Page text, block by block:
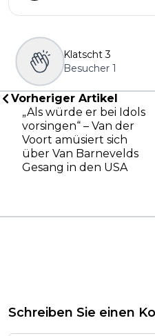
Klatscht 3
Besucher 1
Vorheriger Artikel
„Als würde er bei Idols
vorsingen“ – Van der
Voort amüsiert sich
über Van Barnevelds
Gesang in den USA
Schreiben Sie einen